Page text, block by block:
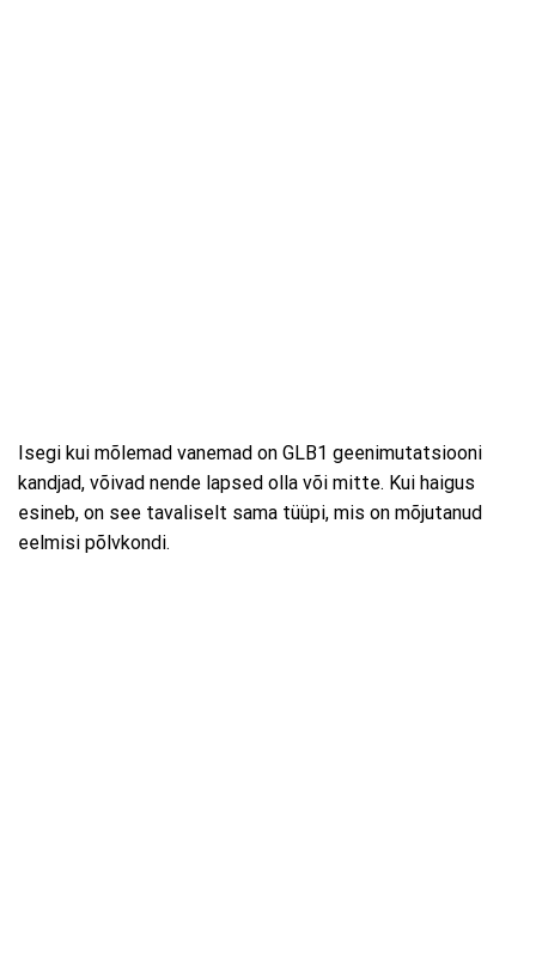
Isegi kui mõlemad vanemad on GLB1 geenimutatsiooni
kandjad, võivad nende lapsed olla või mitte. Kui haigus
esineb, on see tavaliselt sama tüüpi, mis on mõjutanud
eelmisi põlvkondi.